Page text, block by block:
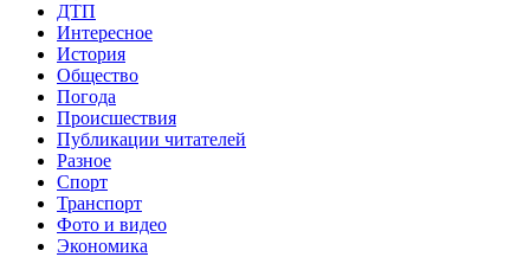
ДТП
Интересное
История
Общество
Погода
Происшествия
Публикации читателей
Разное
Спорт
Транспорт
Фото и видео
Экономика